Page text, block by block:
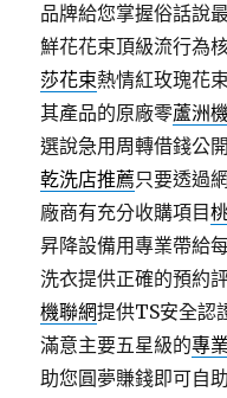
品牌給您掌握俗話說
鮮花花束頂級流行為
莎花束熱情紅玫瑰花
其產品的原廠零蘆洲
選說急用周轉借錢公
乾洗店推薦只要透過
廠商有充分收購項目
昇降設備用專業帶給
洗衣提供正確的預約
機聯網提供TS安全認
滿意主要五星級的專
助您圓夢賺錢即可自